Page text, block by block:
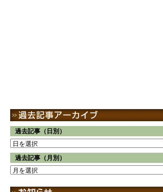
過去記事（日別）
過去記事（月別）